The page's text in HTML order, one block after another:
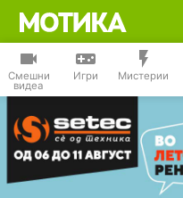
Смешни
видеа
Игри Мистерии